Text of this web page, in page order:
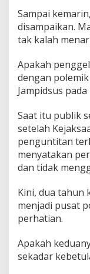
Sampai
disampaikan.
tak kalah
Apakah
dengan
Jampidsus pada
Saat itu publik
setelah
penguntitan
menyatakan
dan tidak
Kini, dua tahun
menjadi pusat
perhatian.
Apakah
sekadar